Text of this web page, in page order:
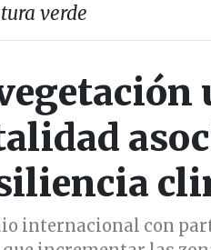
verde
internacional con